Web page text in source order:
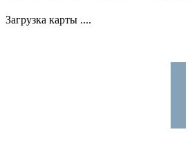
Загрузка карты ....